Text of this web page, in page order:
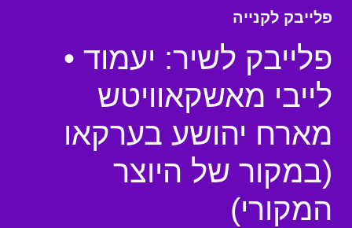
פלייבק לקנייה
פלייבק לשיר: יעמוד •
לייבי מאשקאוויטש
מארח יהושע בערקאו
(במקור של היוצר
המקורי)